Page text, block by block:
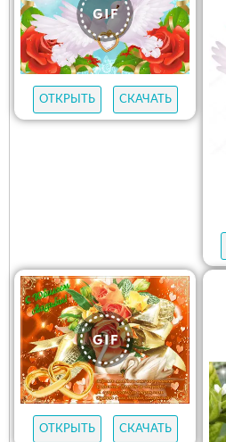
ОТКРЫТЬ СКАЧАТЬ
ОТКРЫТЬ СКАЧАТЬ